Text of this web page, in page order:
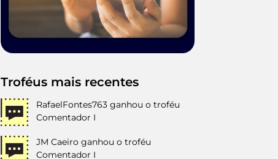
Troféus mais recentes
RafaelFontes763 ganhou o troféu
Comentador I
JM Caeiro ganhou o troféu
Comentador I